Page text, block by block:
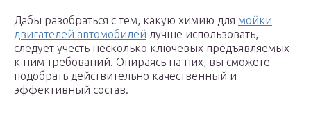
Дабы разобраться с тем, какую химию для мойки
двигателей автомобилей лучше использовать,
следует учесть несколько ключевых предъявляемых
к ним требований. Опираясь на них, вы сможете
подобрать действительно качественный и
эффективный состав.